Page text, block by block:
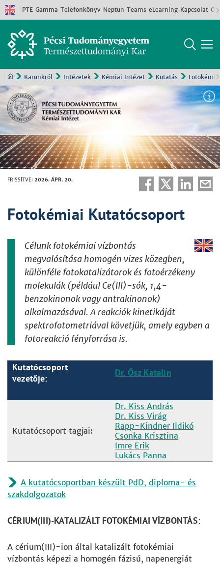
PTE Gamma Telefonkönyv Neptun Teams eLearning Kapcsolat
Karunkról Intézetek Kémiai Intézet Kutatás
FRISSÍTVE: 2026. ÁPR. 20.
Fotokémiai Kutatócsoport
Célunk fotokémiai vízbontás
megvalósítása homogén vizes közegben,
különféle fotokatalizátorok és fotoérzékeny
molekulák (például Ce(III)-sók, 1,4-
benzokinonok vagy antrakinonok)
alkalmazásával. A reakciók kinetikáját
spektrofotometriával követjük, amely egyben a
fotoreakció fényforrása is.
Kutatócsoport
vezetője:
Dr. Ősz Katalin
Kutatócsoport tagjai:
Dr. Kiss András
Dr. Kiss Virág
Rapp-Kindner Ildikó
Csonka Krisztina
Imre Erik
Lukács Panna
A kutatócsoportban készült PdD, diploma- és
szakdolgozatok
CÉRIUM(III)-KATALIZÁLT FOTOKÉMIAI VÍZBONTÁS:
A cérium(III)-ion által katalizált fotokémiai
vízbontás képezi a homogén fázisú, napenergiát